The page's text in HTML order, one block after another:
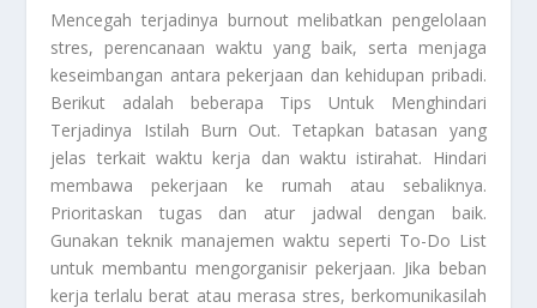
Mencegah terjadinya burnout melibatkan pengelolaan
stres, perencanaan waktu yang baik, serta menjaga
keseimbangan antara pekerjaan dan kehidupan pribadi.
Berikut adalah beberapa Tips Untuk Menghindari
Terjadinya Istilah Burn Out. Tetapkan batasan yang
jelas terkait waktu kerja dan waktu istirahat. Hindari
membawa pekerjaan ke rumah atau sebaliknya.
Prioritaskan tugas dan atur jadwal dengan baik.
Gunakan teknik manajemen waktu seperti To-Do List
untuk membantu mengorganisir pekerjaan. Jika beban
kerja terlalu berat atau merasa stres, berkomunikasilah